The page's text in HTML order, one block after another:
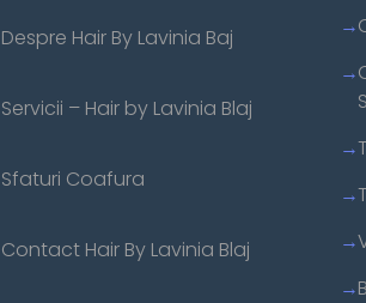
Despre Hair By Lavinia Baj
Servicii – Hair by Lavinia Blaj
Sfaturi Coafura
Contact Hair By Lavinia Blaj